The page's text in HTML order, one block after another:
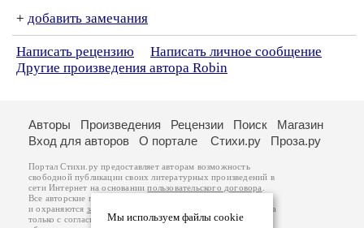
+ добавить замечания
Написать рецензию
Написать личное сообщение
Другие произведения автора Robin
Мы используем файлы cookie
Авторы Произведения Рецензии Поиск
Магазин
Вход для авторов
О портале Стихи.ру Проза.ру
Портал Стихи.ру предоставляет авторам возможность
свободной публикации своих литературных произведений в
сети Интернет на основаниипользовательского договора
Все авторские права на произведения принадлежат авторам
и охраняются законом
. Перепечатка произведений возможна
только с согласия его автора, к которому вы можете